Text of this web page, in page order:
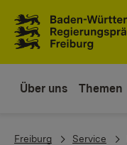
Über uns Themen
You are here:
Freiburg Service